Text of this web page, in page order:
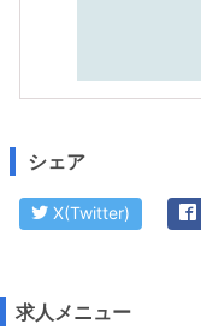
シェア
X(Twitter)
求人メニュー